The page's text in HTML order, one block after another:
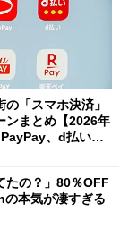
の「スマホ決済」
ンまとめ【2026年
、d払い、a
たの？」80％OFF
本気が凄すぎる